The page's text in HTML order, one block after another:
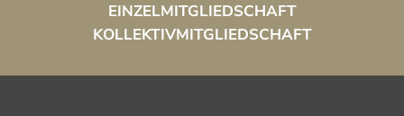
EINZELMITGLIEDSCHAFT
KOLLEKTIVMITGLIEDSCHAFT